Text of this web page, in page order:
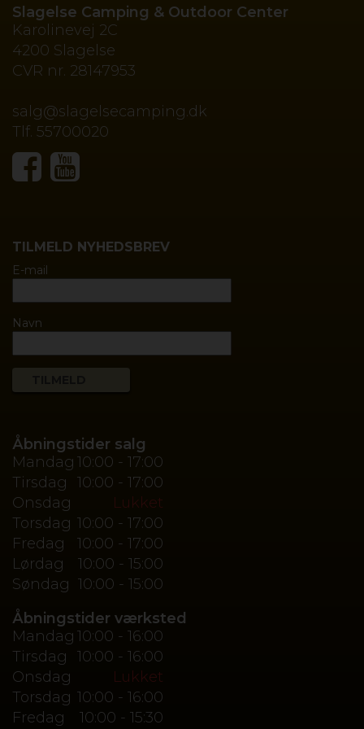
Slagelse Camping & Outdoor Center
Karolinevej 2C
4200 Slagelse
CVR nr. 28147953
salg@slagelsecamping.dk
Tlf. 55700020
TILMELD NYHEDSBREV
E-mail
Navn
Åbningstider salg
Mandag 10:00 - 17:00
Tirsdag
10:00 - 17:00
Onsdag
Lukket
Torsdag 10:00 - 17:00
Fredag
10:00 - 17:00
Lørdag
10:00 - 15:00
Søndag 10:00 - 15:00
Åbningstider værksted
Mandag 10:00 - 16:00
Tirsdag
10:00 - 16:00
Onsdag
Lukket
Torsdag 10:00 - 16:00
Fredag
10:00 - 15:30